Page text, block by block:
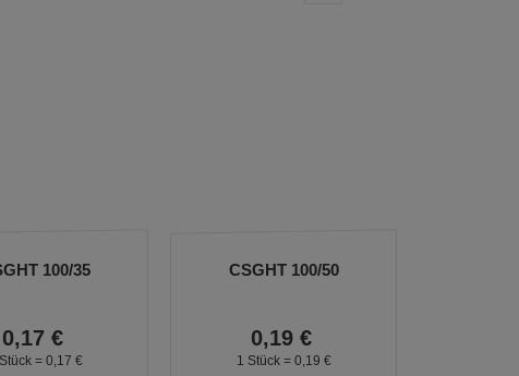
100/35
0,17 €
= 0, 17 €
CSGHT 100/50
0,19 €
1 Stück = 0, 19 €